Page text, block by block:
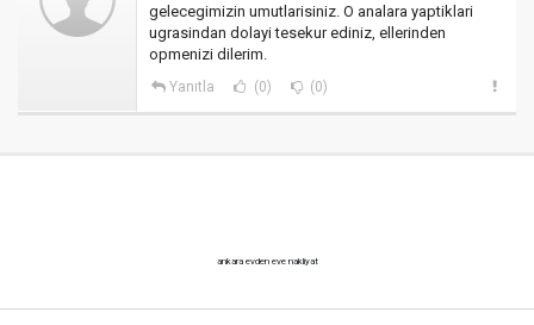
gelecegimizin umutlarisiniz. O analara yaptiklari
ugrasindan dolayi tesekur ediniz, ellerinden
opmenizi dilerim.
Yanıtla (0) (0)
ankara evden eve nakliyat